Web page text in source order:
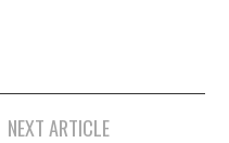
NEXT ARTICLE